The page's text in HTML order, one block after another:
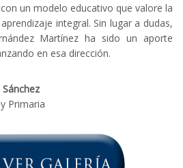
un modelo educativo que valore la
integral. Sin lugar a dudas,
Martínez ha sido un aporte
en esa dirección.
Primaria